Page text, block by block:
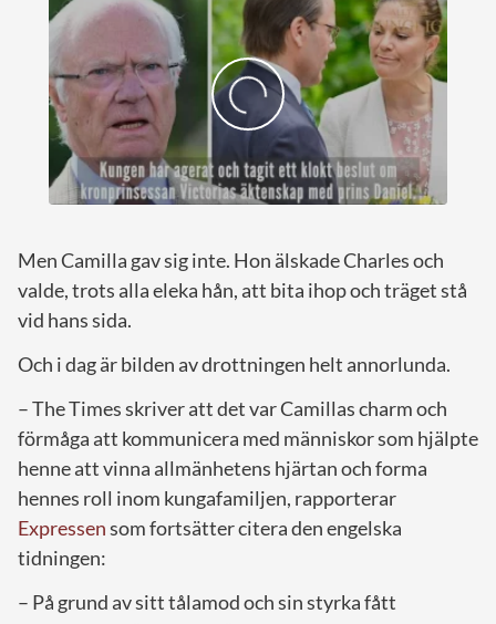
Men Camilla gav sig inte. Hon älskade Charles och
valde, trots alla eleka hån, att bita ihop och träget stå
vid hans sida.
Och i dag är bilden av drottningen helt annorlunda.
– The Times skriver att det var Camillas charm och
förmåga att kommunicera med människor som hjälpte
henne att vinna allmänhetens hjärtan och forma
hennes roll inom kungafamiljen, rapporterar
Expressensom fortsätter citera den engelska
tidningen:
– På grund av sitt tålamod och sin styrka fått